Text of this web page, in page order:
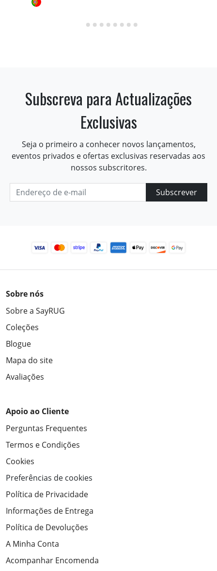
Subscreva para Actualizações
Exclusivas
Seja o primeiro a conhecer novos lançamentos,
eventos privados e ofertas exclusivas reservadas aos
nossos subscritores.
Subscrever
Sobre nós
Sobre a SayRUG
Coleções
Blogue
Mapa do site
Avaliações
Apoio ao Cliente
Perguntas Frequentes
Termos e Condições
Cookies
Preferências de cookies
Política de Privacidade
Informações de Entrega
Política de Devoluções
A Minha Conta
Acompanhar Encomenda